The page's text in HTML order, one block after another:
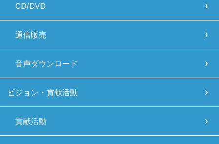
CD/DVD
通信販売
音声ダウンロード
ビジョン・貢献活動
貢献活動